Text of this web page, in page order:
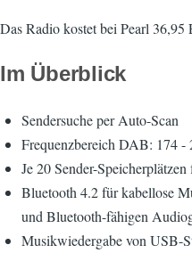
Das Radio kostet bei Pearl 36,95
Im Überblick
Sendersuche per Auto-Scan
Frequenzbereich DAB: 174
Je 20 Sender-
Bluetooth 4.2 für kabellose
und Bluetooth-fähigen
Musikwiedergabe von USB-